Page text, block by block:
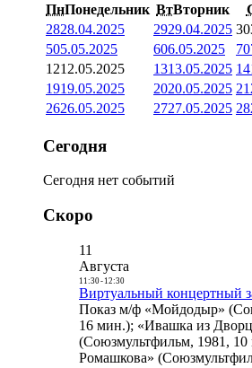
ПнПонедельник ВтВторник
2828.04.2025 2929.04.2025 30
505.05.2025 606.05.2025 7
1212.05.2025 1313.05.2025 14
1919.05.2025 2020.05.2025 21
2626.05.2025 2727.05.2025 28
Сегодня
Сегодня нет событий
Скоро
11
Августа
11:30- 12:30
Виртуальный концертный
Показ м/ф «Мойдодыр»
16 мин.); «Ивашка из
(Союзмультфильм, 1981,
Ромашкова»